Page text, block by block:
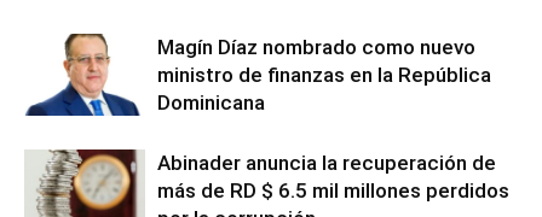
Magín Díaz nombrado como nuevo
ministro de finanzas en la República
Dominicana
Abinader anuncia la recuperación de
más de RD $ 6.5 mil millones perdidos